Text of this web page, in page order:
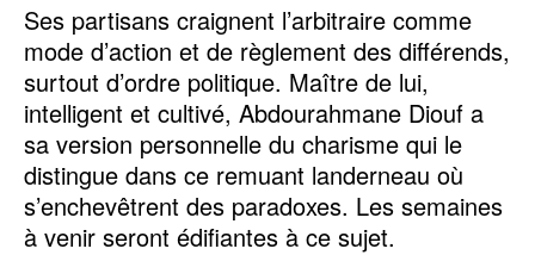
Ses partisans craignent l’arbitraire comme
mode d’action et de règlement des différends,
surtout d’ordre politique. Maître de lui,
intelligent et cultivé, Abdourahmane Diouf a
sa version personnelle du charisme qui le
distingue dans ce remuant landerneau où
s’enchevêtrent des paradoxes. Les semaines
à venir seront édifiantes à ce sujet.